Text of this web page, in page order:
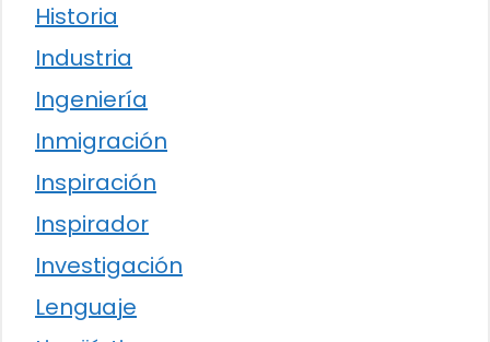
Historia
Industria
Ingeniería
Inmigración
Inspiración
Inspirador
Investigación
Lenguaje